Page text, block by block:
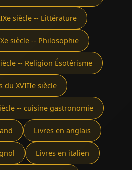
siècle -- Littérature
siècle -- Philosophie
-- Religion Ésotérisme
du XVIIIe siècle
-- cuisine gastronomie
Livres en anglais
Livres en italien